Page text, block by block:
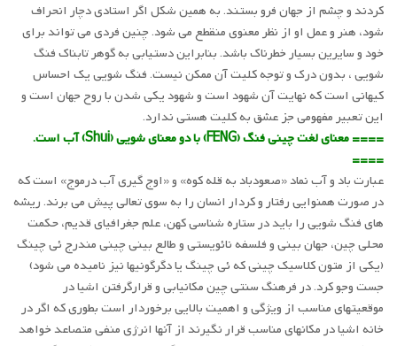
کردند و چشم از جهان فرو بستند. به همین شکل اگر استادی دچار انحراف
شود، هنر و عمل او از نظر معنوی منقطع می شود. چنین فردی می تواند برای
خود و سایرین بسیار خطرناک باشد. بنابراین دستیابی به گوهر تابناک فنگ
شویی ، بدون درک و توجه کلیت آن ممکن نیست. فنگ شویی یک احساس
کیهانی است که نهایت آن شهود است و شهود یکی شدن با روح جهان است و
این تعبیر مفهومی جز عشق به کلیت هستی ندارد.
==== معنای لغت چینی فنگ (FENG) با دو معنای شویی (Shui) آب است.
====
عبارت باد و آب نماد «صعودباد به قله کوه» و «اوج گیری آب درموج» است که
در صورت همنوایی رفتار و کردار انسان را به سوی تعالی پیش می برند. ریشه
های فنگ شویی را باید در ستاره شناسی کهن، علم جغرافیای قدیم، حکمت
محلی چین، جهان بینی و فلسفه نائویستی و طالع بینی چینی مندرج ئی چینگ
(یکی از متون کلاسیک چینی که ئی چینگ یا دگرگونیها نیز نامیده می شود)
جست وجو کرد. در فرهنگ سنتی چین مکانیابی و قرارگرفتن اشیا در
موقعیتهای مناسب از ویژگی و اهمیت بالایی برخوردار است بطوری که اگر در
خانه اشیا در مکانهای مناسب قرار نگیرند از آنها انرژی منفی متصاعد خواهد